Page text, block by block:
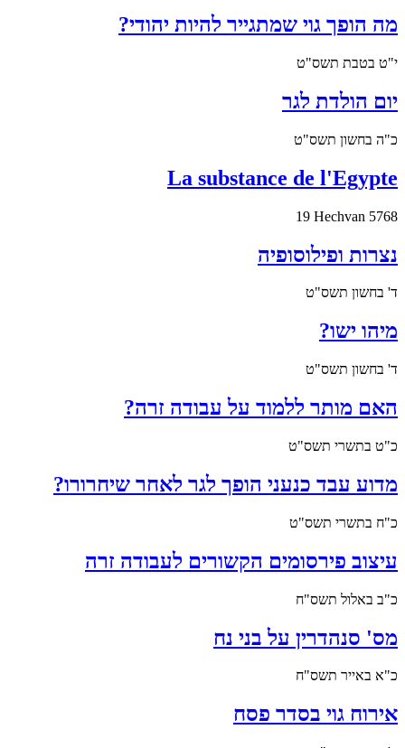
מה הופך גוי שמתגייר להיות יהודי?
י"ט בטבת תשס"ט
יום הולדת לגר
כ"ה בחשון תשס"ט
La substance de l'Egypte
19 Hechvan 5768
נצרות ופילוסופיה
ד' בחשון תשס"ט
מיהו ישו?
ד' בחשון תשס"ט
האם מותר ללמוד על עבודה זרה?
כ"ט בתשרי תשס"ט
מדוע עבד כנעני הופך לגר לאחר שיחרורו?
כ"ח בתשרי תשס"ט
עיצוב פירסומים הקשורים לעבודה זרה
כ"ב באלול תשס"ח
מס' סנהדרין על בני נח
כ"א באייר תשס"ח
אירוח גוי בסדר פסח